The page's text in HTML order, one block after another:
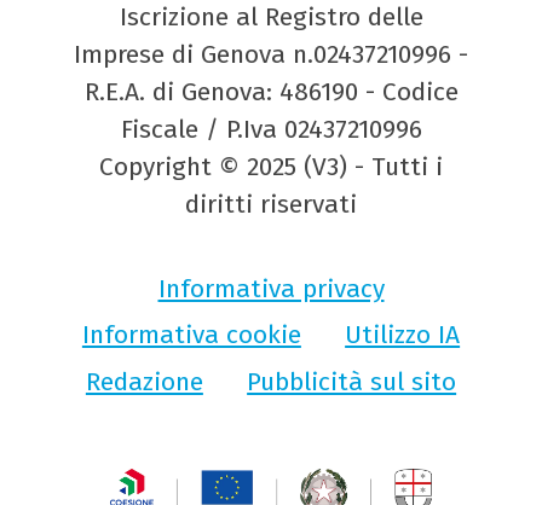
Iscrizione al Registro delle
Imprese di Genova n.02437210996 -
R.E.A. di Genova: 486190 - Codice
Fiscale / P.Iva 02437210996
Copyright © 2025 (V3) - Tutti i
diritti riservati
Informativa privacy
Informativa cookie
Utilizzo IA
Redazione
Pubblicità sul sito